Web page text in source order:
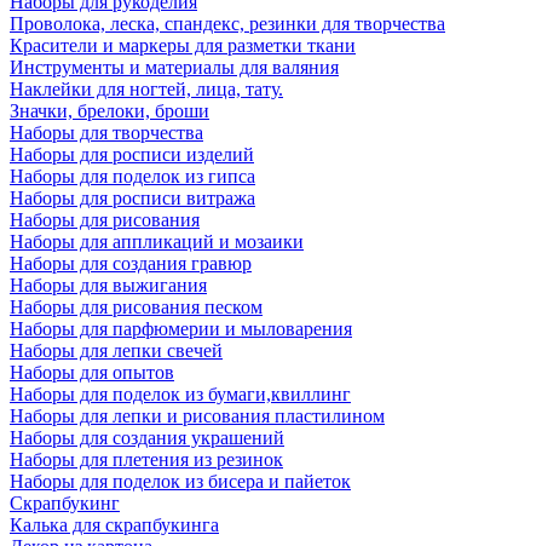
Проволока, леска, спандекс, резинки для творчества
Красители и маркеры для разметки ткани
Инструменты и материалы для валяния
Наклейки для ногтей, лица, тату.
Значки, брелоки, броши
Наборы для творчества
Наборы для росписи изделий
Наборы для поделок из гипса
Наборы для росписи витража
Наборы для рисования
Наборы для аппликаций и мозаики
Наборы для создания гравюр
Наборы для выжигания
Наборы для рисования песком
Наборы для парфюмерии и мыловарения
Наборы для лепки свечей
Наборы для опытов
Наборы для поделок из бумаги,квиллинг
Наборы для лепки и рисования пластилином
Наборы для создания украшений
Наборы для плетения из резинок
Наборы для поделок из бисера и пайеток
Скрапбукинг
Калька для скрапбукинга